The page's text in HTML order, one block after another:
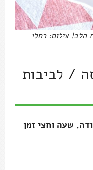
הלב! צילום: רחלי
/ לביבות
20 דקות עבודה, שעה וחצי זמן